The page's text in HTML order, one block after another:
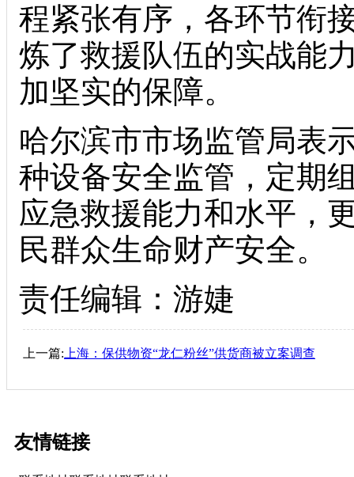
程紧张有序，各环节衔
炼了救援队伍的实战能
加坚实的保障。
哈尔滨市市场监管局表
种设备安全监管，定期
应急救援能力和水平，
民群众生命财产安全。
责任编辑：游婕
上一篇: 上海：保供物资“龙仁粉丝”供货商被立案调查
友情链接